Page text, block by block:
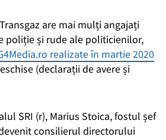
are mai mulți angajați
poliție și rude ale politicienilor,
realizate în martie 2020
(declarații de avere și
SRI (r), Marius Stoica, fostul șef
consilierul directorului